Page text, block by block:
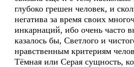
глубоко грешен человек, и
негатива за время своих
инкарнаций, ибо очень часто
казалось бы, Светлого и
нравственным критериям
Тёмная или Серая сущность,